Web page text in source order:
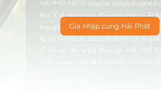
Gia nhập cùng Hải Phát